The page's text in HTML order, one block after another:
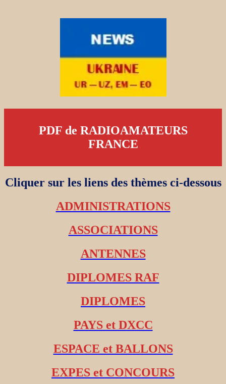
PDF de RADIOAMATEURS
FRANCE
Cliquer sur les liens des thèmes ci-dessous
ADMINISTRATIONS
ASSOCIATIONS
ANTENNES
DIPLOMES RAF
DIPLOMES
PAYS et DXCC
ESPACE et BALLONS
EXPES et CONCOURS